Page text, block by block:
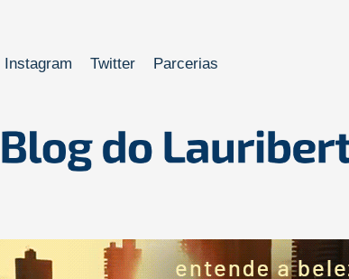
Instagram Twitter Parcerias